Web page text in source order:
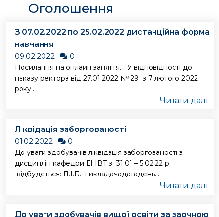
Оголошення
З 07.02.2022 по 25.02.2022 дистанційна форма
навчання
09.02.2022
0
Посилання на онлайн заняття. У відповідності до
наказу ректора від 27.01.2022 № 29 з 7 лютого 2022
року...
Читати далі
Ліквідація заборгованості
01.02.2022
0
До уваги здобувачів ліквідація заборгованості з
дисциплін кафедри ЕІ ІВТ з 31.01 – 5.02.22 р.
відбудеться: П.І.Б. викладачадатадень...
Читати далі
До уваги здобувачів вищої освіти за заочною